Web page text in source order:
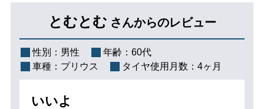
とむとむ さんからのレビュー
性別： 男性 年齢： 60代
車種： プリウス タイヤ使用月数： 4ヶ月
いいよ